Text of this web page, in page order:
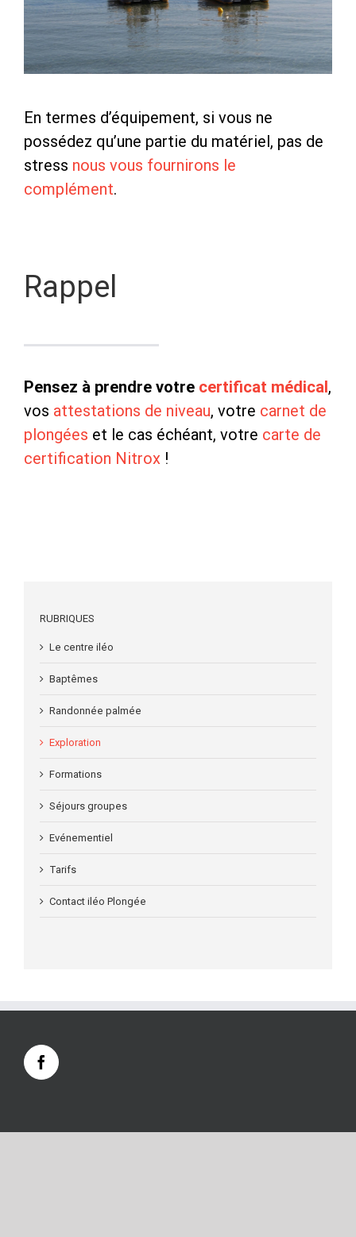
En termes d’équipement, si vous ne
possédez qu’une partie du matériel, pas de
stress nous vous fournirons le
complément.
Rappel
Pensez à prendre votre certificat médical,
vos attestations de niveau, votre carnet de
plongées et le cas échéant, votre carte de
certification Nitrox !
RUBRIQUES
Le centre iléo
Baptêmes
Randonnée palmée
Exploration
Formations
Séjours groupes
Evénementiel
Tarifs
Contact iléo Plongée